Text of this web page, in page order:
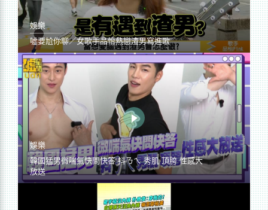
娛樂
噓要尬你聊／女歌手品怡熱戀渣男寫進歌
娛樂
韓國猛男微喘氣快問快答 抖ㄋㄟ 秀肌 頂胯 性感大
放送